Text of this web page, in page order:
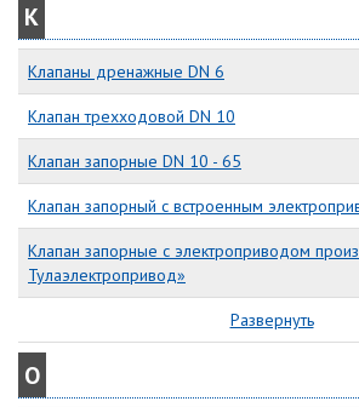
К
Клапаны дренажные DN 6
Клапан трехходовой DN 10
Клапан запорные DN 10 - 65
Клапан запорный с встроенным
Клапан запорные с электроприводом
Тулаэлектропривод»
Развернуть
О